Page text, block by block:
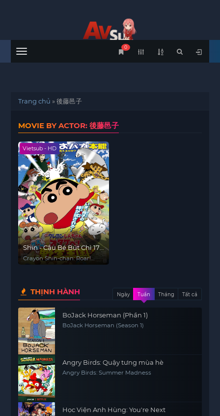
Menu
0
Trang chủ »後藤邑子
MOVIE BY ACTOR: 後藤邑子
Vietsub - HD
Shin - Cậu Bé Bút Chì 17:
Gầm! Vương Quốc
Hoang Dã Kasukabe
Crayon Shin-chan: Roar!
THỊNH HÀNH Ngày Tuần Tháng Tất cả
BoJack Horseman (Phần 1)
BoJack Horseman (Season 1)
Angry Birds: Quậy tưng mùa hè
Angry Birds: Summer Madness
Học Viện Anh Hùng: You're Next